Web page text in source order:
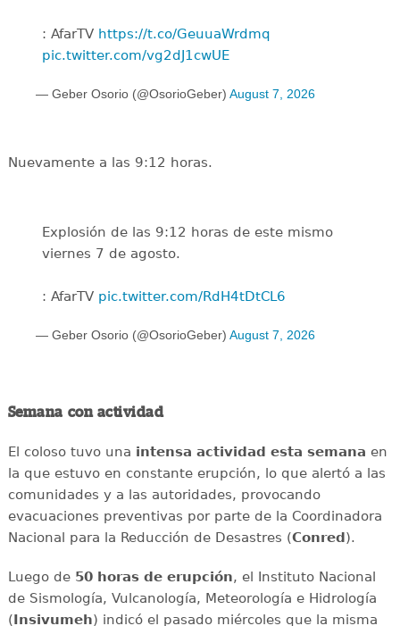
: AfarTV https://t.co/GeuuaWrdmq
pic.twitter.com/vg2dJ1cwUE
— Geber Osorio (@OsorioGeber) August 7, 2026
Nuevamente a las 9:12 horas.
Explosión de las 9:12 horas de este mismo
viernes 7 de agosto.
: AfarTV pic.twitter.com/RdH4tDtCL6
— Geber Osorio (@OsorioGeber) August 7, 2026
Semana con actividad
El coloso tuvo una intensa actividad esta semana en
la que estuvo en constante erupción, lo que alertó a las
comunidades y a las autoridades, provocando
evacuaciones preventivas por parte de la Coordinadora
Nacional para la Reducción de Desastres (Conred).
Luego de 50 horas de erupción, el Instituto Nacional
de Sismología, Vulcanología, Meteorología e Hidrología
(Insivumeh) indicó el pasado miércoles que la misma